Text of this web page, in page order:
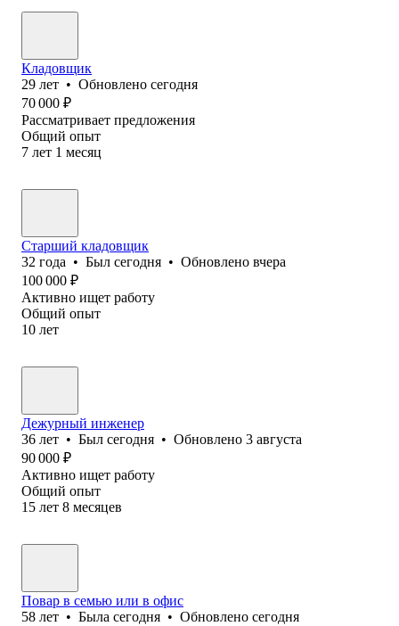
Кладовщик
29 лет • Обновлено сегодня
70 000 ₽
Рассматривает предложения
Общий опыт
7 лет 1 месяц
Старший кладовщик
32 года • Был сегодня • Обновлено вчера
100 000 ₽
Активно ищет работу
Общий опыт
10 лет
Дежурный инженер
36 лет • Был сегодня • Обновлено 3 августа
90 000 ₽
Активно ищет работу
Общий опыт
15 лет 8 месяцев
Повар в семью или в офис
58 лет • Была сегодня • Обновлено сегодня